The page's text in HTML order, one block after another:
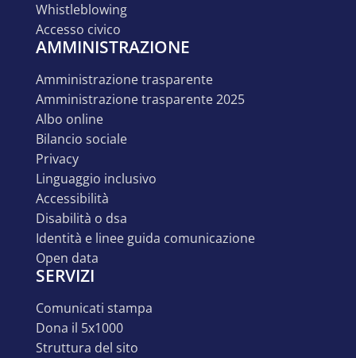
whistleblowing
accesso civico
AMMINISTRAZIONE
amministrazione trasparente
amministrazione trasparente 2025
albo online
bilancio sociale
privacy
linguaggio inclusivo
accessibilità
disabilità o dsa
identità e linee guida comunicazione
open data
SERVIZI
comunicati stampa
dona il 5x1000
struttura del sito